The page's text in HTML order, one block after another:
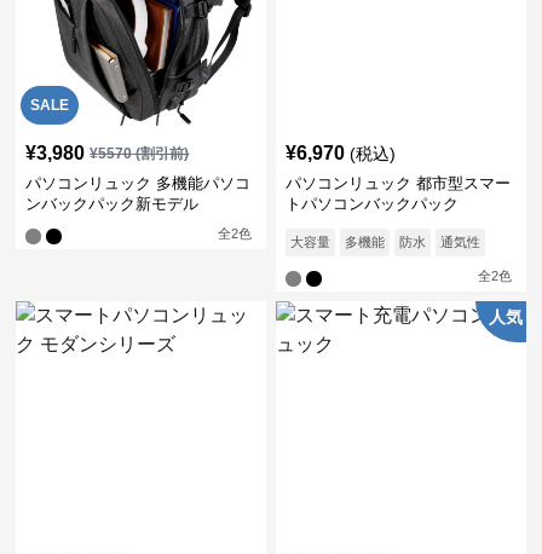
SALE
¥3,980 ¥5570(割引前)
パソコンリュック 多機能パソコ
ンバックパック新モデル
全2色
¥6,970 (税込)
パソコンリュック 都市型スマー
トパソコンバックパック
大容量 多機能 防水 通気性
全2色
人気